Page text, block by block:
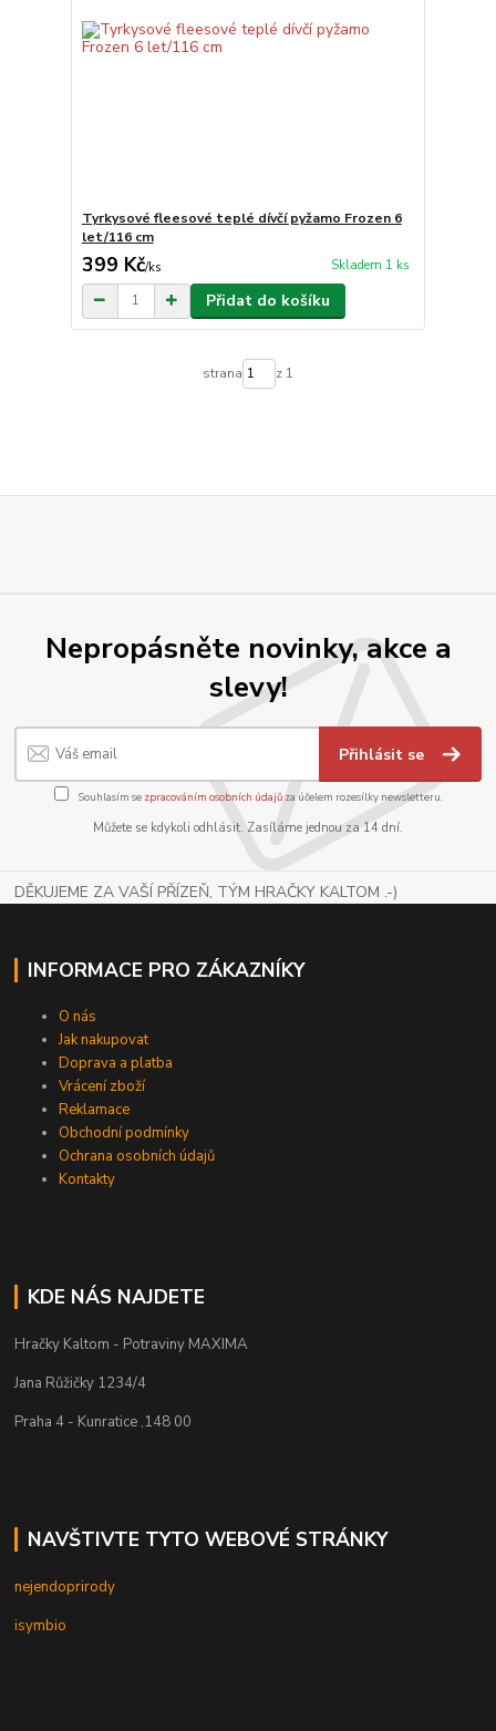
Tyrkysové fleesové teplé dívčí pyžamo Frozen 6
let/116 cm
399 Kč/ks Skladem 1 ks
Přidat do košíku
strana z 1
Nepropásněte novinky, akce a
slevy!
Přihlásit se
Souhlasím se zpracováním osobních údajůza účelem rozesílky newsletteru.
Můžete se kdykoli odhlásit. Zasíláme jednou za 14 dní.
DĚKUJEME ZA VAŠÍ PŘÍZEŇ, TÝM HRAČKY KALTOM .-)
INFORMACE PRO ZÁKAZNÍKY
O nás
Jak nakupovat
Doprava a platba
Vrácení zboží
Reklamace
Obchodní podmínky
Ochrana osobních údajů
Kontakty
KDE NÁS NAJDETE
Hračky Kaltom - Potraviny MAXIMA
Jana Růžičky 1234/4
Praha 4 - Kunratice ,148 00
NAVŠTIVTE TYTO WEBOVÉ STRÁNKY
nejendoprirody
isymbio